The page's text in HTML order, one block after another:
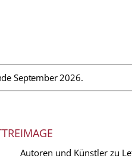
September 2026.
IMAGE
Autoren und Künstler zu